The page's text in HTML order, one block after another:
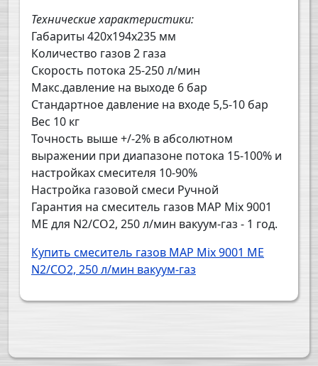
Технические характеристики:
Габариты 420х194х235 мм
Количество газов 2 газа
Скорость потока 25-250 л/мин
Макс.давление на выходе 6 бар
Стандартное давление на входе 5,5-10 бар
Вес 10 кг
Точность выше +/-2% в абсолютном
выражении при диапазоне потока 15-100% и
настройках смесителя 10-90%
Настройка газовой смеси Ручной
Гарантия на смеситель газов MAP Mix 9001
ME для N2/CO2, 250 л/мин вакуум-газ - 1 год.
Купить смеситель газов MAP Mix 9001 ME
N2/CO2, 250 л/мин вакуум-газ